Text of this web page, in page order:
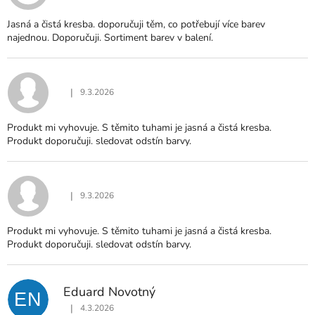
Jasná a čistá kresba. doporučuji těm, co potřebují více barev
najednou. Doporučuji. Sortiment barev v balení.
Hodnocení produktu je 5 z 5 hvězdiček.
| 9.3.2026
Produkt mi vyhovuje. S těmito tuhami je jasná a čistá kresba.
Produkt doporučuji. sledovat odstín barvy.
Hodnocení produktu je 5 z 5 hvězdiček.
| 9.3.2026
Produkt mi vyhovuje. S těmito tuhami je jasná a čistá kresba.
Produkt doporučuji. sledovat odstín barvy.
EN Eduard Novotný
| 4.3.2026